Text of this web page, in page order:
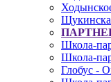
Школа-
Школа-
Глобус -